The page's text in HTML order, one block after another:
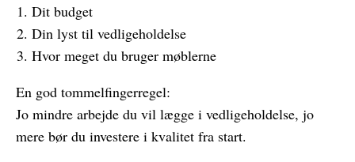
Dit budget
Din lyst til vedligeholdelse
Hvor meget du bruger møblerne
En god tommelfingerregel:
Jo mindre arbejde du vil lægge i vedligeholdelse, jo
mere bør du investere i kvalitet fra start.